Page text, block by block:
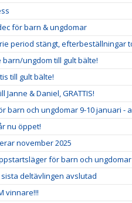
för barn & ungdomar
period stängt, efterbeställningar
ungdom till gult bälte!
till gult bälte!
Janne & Daniel, GRATTIS!
barn och ungdomar 9-10 januari -
nu öppet!
november 2025
för barn och ungdomar
sista deltävlingen avslutad
vinnare!!!